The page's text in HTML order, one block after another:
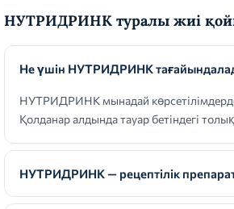
НУТРИДРИНК туралы жиі
Не үшін НУТРИДРИНК
НУТРИДРИНК мынадай көрсетілімдерде
Қолданар алдында тауар бетіндегі
НУТРИДРИНК — рецептілік